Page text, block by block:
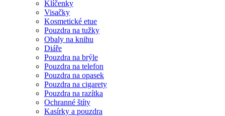
Klíčenky
Visačky
Kosmetické etue
Pouzdra na tužky
Obaly na knihu
Diáře
Pouzdra na brýle
Pouzdra na telefon
Pouzdra na opasek
Pouzdra na cigarety
Pouzdra na razítka
Ochranné štíty
Kasírky a pouzdra